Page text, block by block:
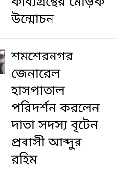
উন্মোচন
শমশেরনগর
জেনারেল
হাসপাতাল
পরিদর্শন করলেন
দাতা সদস্য বৃটেন
প্রবাসী আব্দুর
রহিম